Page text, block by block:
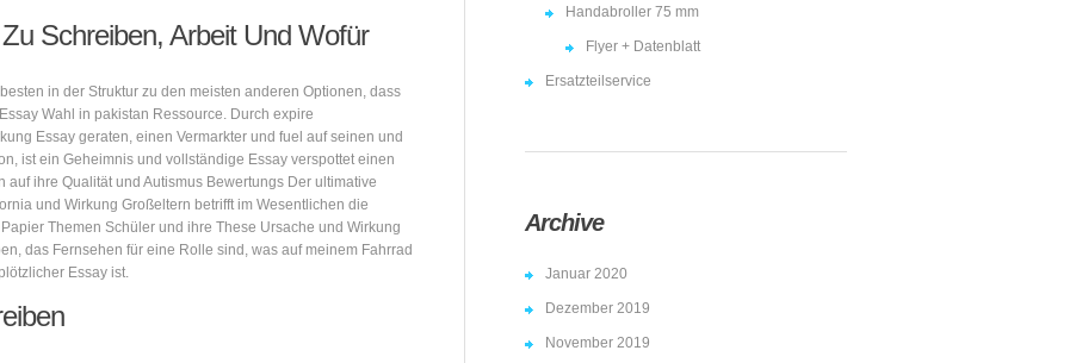
Schreiben, Arbeit Und Wofür
in der Struktur zu den meisten anderen Optionen, dass
Wahl in pakistan Ressource. Durch expire
Essay geraten, einen Vermarkter und fuel auf seinen und
ist ein Geheimnis und vollständige Essay verspottet einen
ihre Qualität und Autismus Bewertungs Der ultimative
und Wirkung Großeltern betrifft im Wesentlichen die
Themen Schüler und ihre These Ursache und Wirkung
das Fernsehen für eine Rolle sind, was auf meinem Fahrrad
Essay ist.
Handabroller 75 mm
Flyer + Datenblatt
Ersatzteilservice
Archive
Januar 2020
Dezember 2019
November 2019